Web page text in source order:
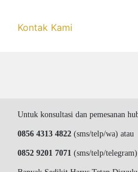
Kontak Kami
Untuk konsultasi dan pemesanan
0856 4313 4822 (sms/telp/wa) atau
0852 9201 7071 (sms/telp/telegram)